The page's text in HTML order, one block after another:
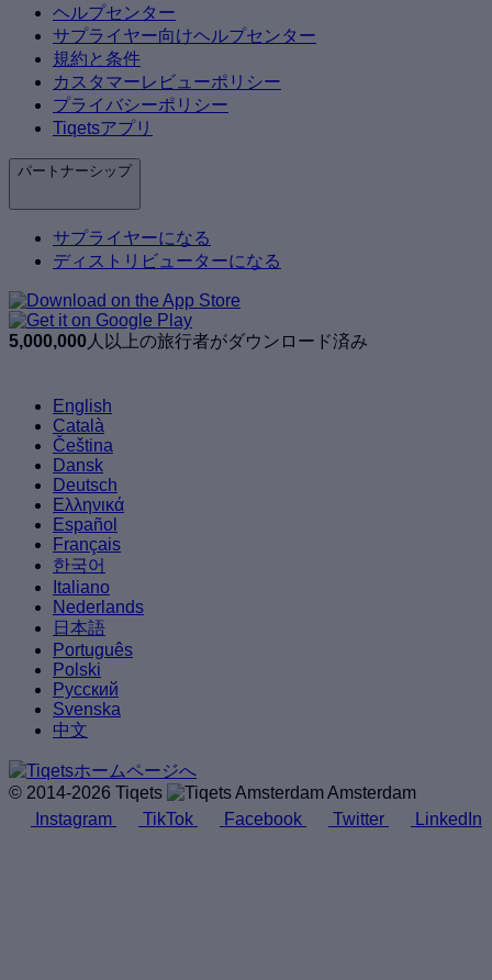
ヘルプセンター
サプライヤー向けヘルプセンター
規約と条件
カスタマーレビューポリシー
プライバシーポリシー
Tiqetsアプリ
パートナーシップ
サプライヤーになる
ディストリビューターになる
5,000,000 人以上の旅行者がダウンロード済み
English
Català
Čeština
Dansk
Deutsch
Ελληνικά
Español
Français
한국어
Italiano
Nederlands
日本語
Português
Polski
Русский
Svenska
中文
© 2014-2026 Tiqets
Amsterdam
Instagram
TikTok Facebook Twitter LinkedIn